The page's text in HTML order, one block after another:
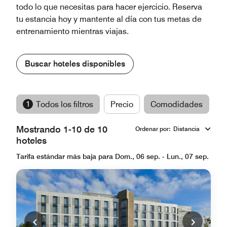
todo lo que necesitas para hacer ejercicio. Reserva
tu estancia hoy y mantente al día con tus metas de
entrenamiento mientras viajas.
Buscar hoteles disponibles
1 Todos los filtros Precio Comodidades
Mostrando 1-10 de 10
hoteles
Ordenar por: Distancia
Tarifa estándar más baja para Dom., 06 sep. - Lun., 07 sep.